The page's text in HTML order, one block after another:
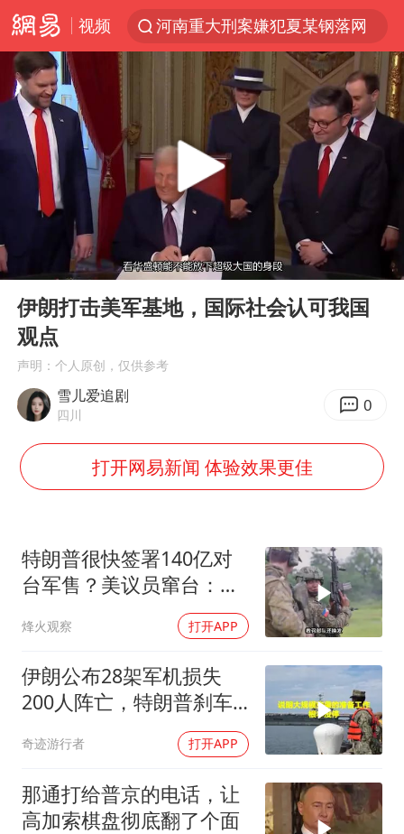
视频
光影经济撬动暑期消费新蓝海
日本发布排名：“中国第一，美日德韩英法居后”
微信又有新功能，你可以“撤回”你的撤回了！
杭州全市有序停课
情侣平潭拍日出坠崖1死1伤
郑丽文：台湾从来没有“独立”过
《欢迎来龙餐馆》口碑
夏日经济乘“热”而上 消费市场向“新”而行
36岁男演员成景区NPC后人气爆棚
宇树王兴兴被问了360多个问题
几元成本的AI广告导致千万市值蒸发
唐田赛前发布会上引用《孙子兵法》
台当局重金为“台独”织“皇帝新衣”
Play
00:00 15:49
伊朗打击美军基地，国际社会认可我国
观点
声明：个人原创，仅供参考
雪儿爱追剧
四川 0
打开网易新闻 体验效果更佳
特朗普很快签署140亿对
台军售？美议员窜台：必
烽火观察 打开APP
伊朗公布28架军机损失
200人阵亡，特朗普刹车
奇迹游行者 打开APP
那通打给普京的电话，让
高加索棋盘彻底翻了个面